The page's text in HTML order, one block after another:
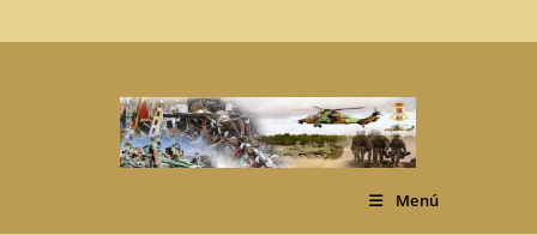
Menú